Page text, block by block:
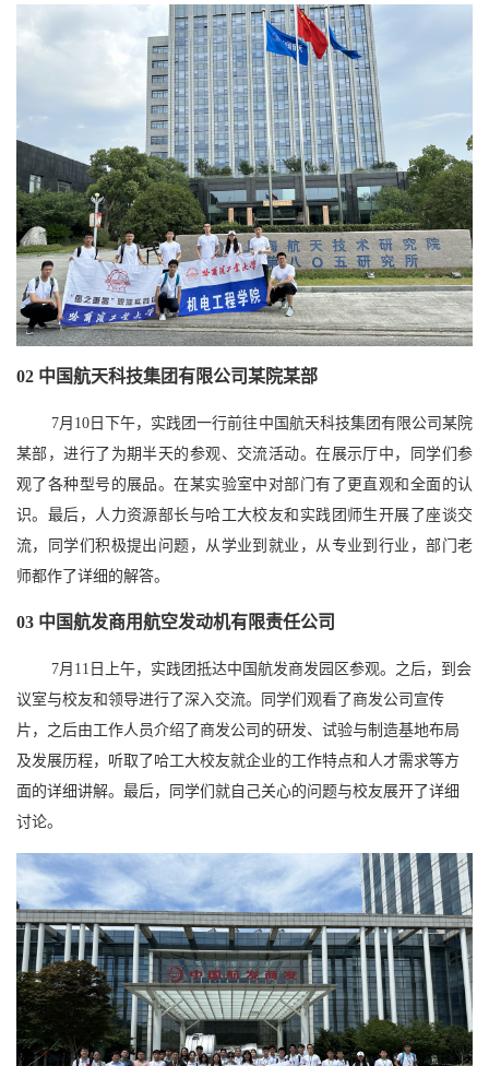
02 中国航天科技集团有限公司某院某部
7月10日下午，实践团一行前往中国航天科技集团有限公司某院
某部，进行了为期半天的参观、交流活动。在展示厅中，同学们参
观了各种型号的展品。在某实验室中对部门有了更直观和全面的认
识。最后，人力资源部长与哈工大校友和实践团师生开展了座谈交
流，同学们积极提出问题，从学业到就业，从专业到行业，部门老
师都作了详细的解答。
03 中国航发商用航空发动机有限责任公司
7月11日上午，实践团抵达中国航发商发园区参观。之后，到会
议室与校友和领导进行了深入交流。同学们观看了商发公司宣传
片，之后由工作人员介绍了商发公司的研发、试验与制造基地布局
及发展历程，听取了哈工大校友就企业的工作特点和人才需求等方
面的详细讲解。最后，同学们就自己关心的问题与校友展开了详细
讨论。